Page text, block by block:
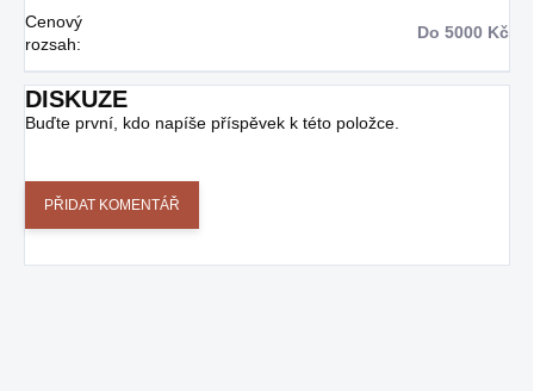
Cenový
rozsah:
Do 5000 Kč
DISKUZE
Buďte první, kdo napíše příspěvek k této položce.
PŘIDAT KOMENTÁŘ